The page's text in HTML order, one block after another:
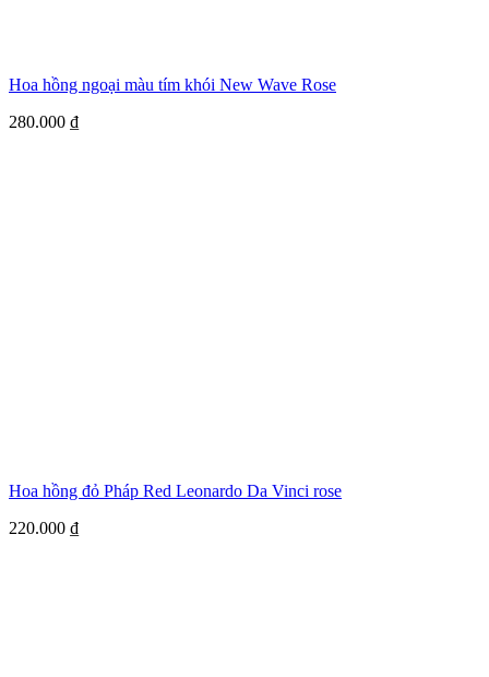
Hoa hồng ngoại màu tím khói New Wave Rose
280.000 ₫
Hoa hồng đỏ Pháp Red Leonardo Da Vinci rose
220.000 ₫